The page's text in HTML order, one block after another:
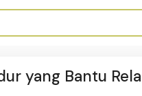
yang Bantu